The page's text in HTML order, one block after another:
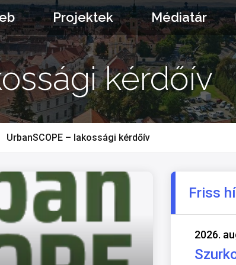
Projektek Médiatár
kérdőív
UrbanSCOPE – lakossági kérdőív
Friss
2026.